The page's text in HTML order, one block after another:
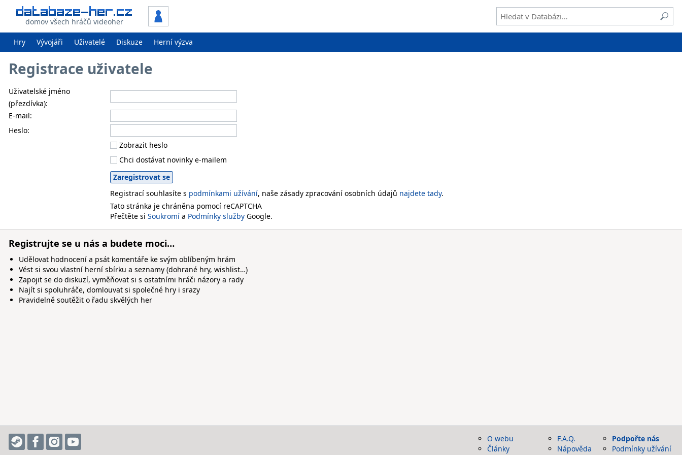
domov všech hráčů videoher
Hry Vývojáři Uživatelé Diskuze Herní výzva
Registrace uživatele
Uživatelské jméno
(přezdívka):
E-mail:
Heslo:
Zobrazit heslo
Chci dostávat novinky e-mailem
Registrací souhlasíte s podmínkami užívání, naše zásady zpracování osobních údajů najdete tady.
Tato stránka je chráněna pomocí reCAPTCHA
Přečtěte si Soukromí a Podmínky služby Google.
Registrujte se u nás a budete moci…
Udělovat hodnocení a psát komentáře ke svým oblíbeným hrám
Vést si svou vlastní herní sbírku a seznamy (dohrané hry, wishlist…)
Zapojit se do diskuzí, vyměňovat si s ostatními hráči názory a rady
Najít si spoluhráče, domlouvat si společné hry i srazy
Pravidelně soutěžit o řadu skvělých her
O webu
Články
F.A.Q.
Nápověda
Podpořte nás
Podmínky užívání